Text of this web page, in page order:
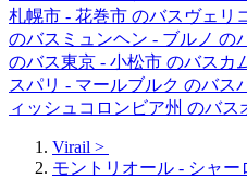
札幌市 - 花巻市 のバス ヴェリ
のバス ミュンヘン - ブルノ の
のバス東京 - 小松市 のバス カ
スパリ - マールブルク のバス
ィッシュコロンビア州 のバス
Virail >
モントリオール - シャー